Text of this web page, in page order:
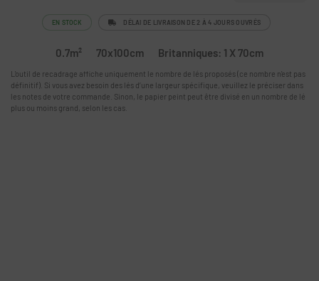
EN STOCK DÉLAI DE LIVRAISON DE 2 À 4 JOURS OUVRÉS
0.7m² 70x100cm Britanniques: 1 X 70cm
L'outil de recadrage affiche uniquement le nombre de lés proposés (ce nombre n'est pas
définitif). Si vous avez besoin des lés d’une largeur spécifique, veuillez le préciser dans
les notes de votre commande. Sinon, le papier peint peut être divisé en un nombre de lé
plus ou moins grand, selon les cas.